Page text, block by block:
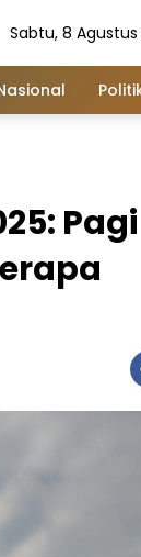
Sabtu, 8 Agustus
Pagi